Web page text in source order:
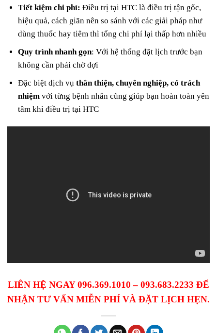
Tiết kiệm chi phí: Điều trị tại HTC là điều trị tận gốc,
hiệu quả, cách giãn nên so sánh với các giải pháp như
dùng thuốc hay tiêm thì tổng chi phí lại thấp hơn nhiều
Quy trình nhanh gọn: Với hệ thống đặt lịch trước bạn
không cần phải chờ đợi
Đặc biệt dịch vụthân thiện, chuyên nghiệp, có trách
nhiệm với từng bệnh nhân cũng giúp bạn hoàn toàn yên
tâm khi điều trị tại HTC
LIÊN HỆ NGAY 096.369.1010 – 093.683.2233 ĐỂ
NHẬN TƯ VẤN MIỄN PHÍ VÀ ĐẶT LỊCH HẸN.